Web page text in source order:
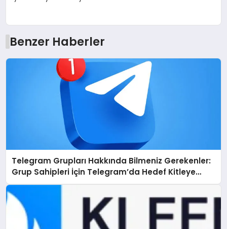
Benzer Haberler
Telegram Grupları Hakkında Bilmeniz Gerekenler:
Grup Sahipleri İçin Telegram’da Hedef Kitleye
Ulaşma